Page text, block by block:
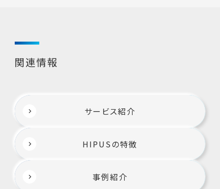
関連情報
サービス紹介
HIPUSの特徴
事例紹介